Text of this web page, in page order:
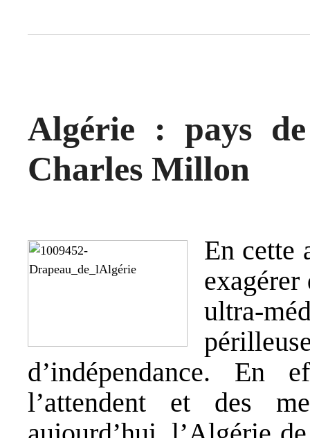
Algérie : pays
Charles Millon
En cette
ultra-
d’indépendance.
l’attendent et des